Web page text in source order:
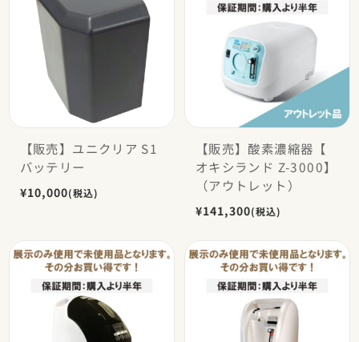
【販売】ユニクリア S1
バッテリー
¥10,000(税込)
【販売】酸素濃縮器【
オキシランド Z-3000】
（アウトレット）
¥141,300(税込)